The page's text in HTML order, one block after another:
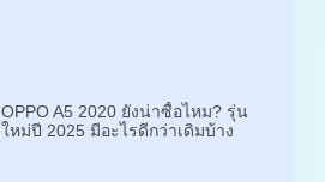
OPPO A5 2020 ยังน่าซื้อไหม? รุ่น
ใหม่ปี 2025 มีอะไรดีกว่าเดิมบ้าง